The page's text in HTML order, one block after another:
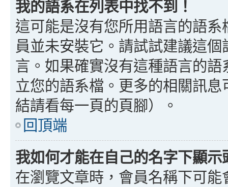
我的語系在列表中找不到！
這可能是沒有您所用語言的語
員並未安裝它。請試試建議這
言。如果確實沒有這種語言的
立您的語系檔。更多的相關訊
結請看每一頁的頁腳）。
回頂端
我如何才能在自己的名字下顯
在瀏覽文章時，會員名稱下可